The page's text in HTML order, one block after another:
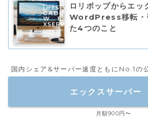
ロリポップからエッ
WordPress移転・
た4つのこと
国内シェア&サーバー速度ともにNo.1の
エックスサーバー
月額900円〜